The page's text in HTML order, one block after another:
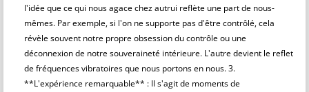
l'idée que ce qui nous agace chez autrui reflète une part de nous-
mêmes. Par exemple, si l'on ne supporte pas d'être contrôlé, cela
révèle souvent notre propre obsession du contrôle ou une
déconnexion de notre souveraineté intérieure. L'autre devient le reflet
de fréquences vibratoires que nous portons en nous. 3.
**L'expérience remarquable** : Il s'agit de moments de